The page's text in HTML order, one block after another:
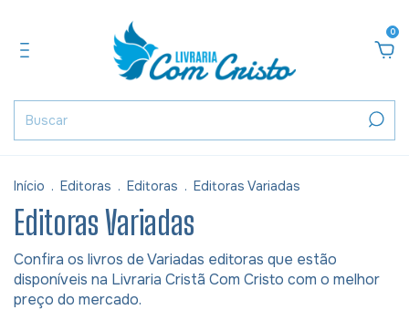
0
Início . Editoras . Editoras . Editoras Variadas
Editoras Variadas
Confira os livros de Variadas editoras que estão
disponíveis na Livraria Cristã Com Cristo com o melhor
preço do mercado.